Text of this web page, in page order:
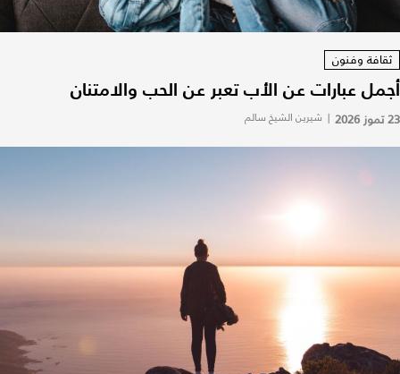
ثقافة وفنون
أجمل عبارات عن الأب تعبر عن الحب والامتنان
23 تموز 2026 | شيرين الشيخ سالم